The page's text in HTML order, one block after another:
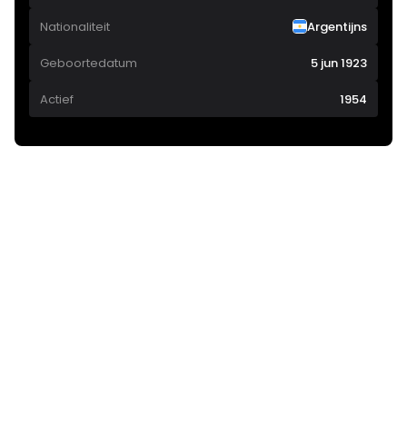
Nationaliteit Argentijns
Geboortedatum 5 jun 1923
Actief 1954